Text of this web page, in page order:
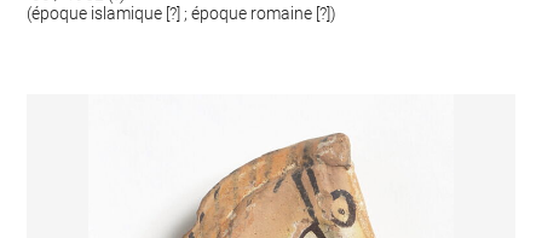
(époque islamique [?] ; époque romaine [?])